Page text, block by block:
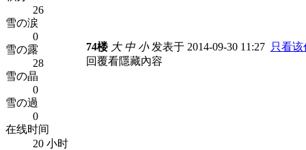
26
雪の涙
0
雪の露
28
雪の晶
0
雪の過
0
在线时间
20 小时
74楼 大 中 小发表于 2014-09-30 11:27 只看该
回覆看隱藏內容